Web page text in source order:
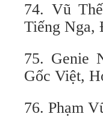
74. Vũ
Tiếng Nga,
75. Genie
Gốc Việt,
76. Phạm